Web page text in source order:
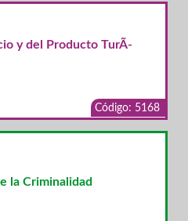
y del Producto TurÃ­
Código: 5168
la Criminalidad